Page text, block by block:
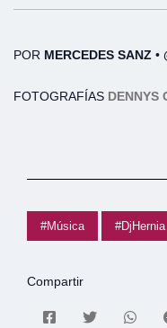
POR MERCEDES SANZ •
FOTOGRAFÍAS DENNYS
#Música #DjHernia
Compartir